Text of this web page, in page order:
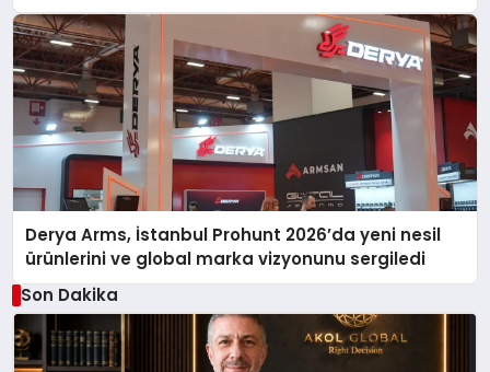
Derya Arms, İstanbul Prohunt 2026’da yeni nesil
ürünlerini ve global marka vizyonunu sergiledi
Son Dakika